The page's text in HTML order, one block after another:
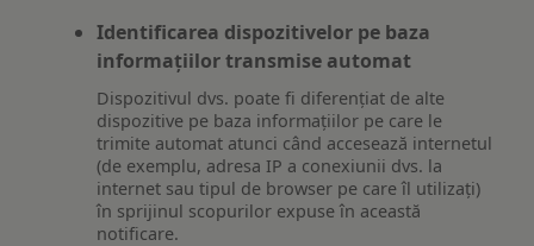
Identificarea dispozitivelor pe baza
informațiilor transmise automat
Dispozitivul dvs. poate fi diferențiat de alte
dispozitive pe baza informațiilor pe care le
trimite automat atunci când accesează internetul
(de exemplu, adresa IP a conexiunii dvs. la
internet sau tipul de browser pe care îl utilizați)
în sprijinul scopurilor expuse în această
notificare.